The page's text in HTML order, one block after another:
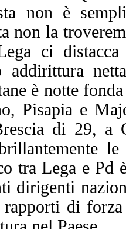
non è
non la
ci
addirittura
è notte
Pisapia e
di 29, a
tra Lega e Pd
dirigenti
di